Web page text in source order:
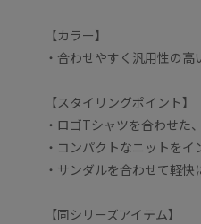
【カラー】
・合わせやすく汎用性の高
【スタイリングポイント】
・ロゴTシャツを合わせた
・コンパクトなニットをイ
・サンダルを合わせて軽快
【同シリーズアイテム】